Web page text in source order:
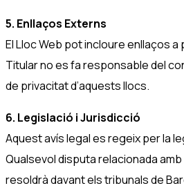
5. Enllaços Externs
El Lloc Web pot incloure enllaços
Titular no es fa responsable del
de privacitat d’aquests llocs.
6. Legislació i Jurisdicció
Aquest avís legal es regeix per la
Qualsevol disputa relacionada amb
resoldrà davant els tribunals de